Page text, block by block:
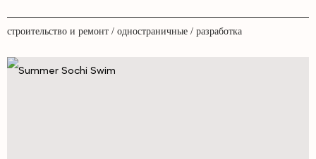
строительство и ремонт / одностраничные / разработка